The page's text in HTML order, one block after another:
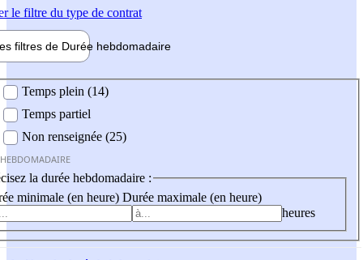
le filtre du type de contrat
filtres de Durée hebdomadaire
Temps plein (14)
Temps partiel
Non renseignée (25)
la durée hebdomadaire :
minimale (en heure) Durée maximale (en heure)
heures